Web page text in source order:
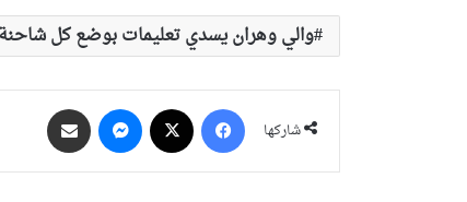
والي وهران يسدي تعليمات بوضع كل
شاركها